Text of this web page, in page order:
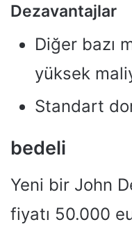
Dezavantajlar
Diğer bazı
yüksek
Standart
bedeli
Yeni bir John
fiyatı 50.000